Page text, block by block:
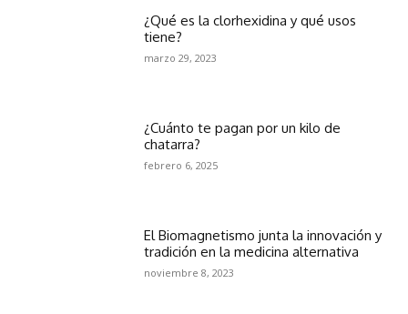
¿Qué es la clorhexidina y qué usos
tiene?
marzo 29, 2023
¿Cuánto te pagan por un kilo de
chatarra?
febrero 6, 2025
El Biomagnetismo junta la innovación y
tradición en la medicina alternativa
noviembre 8, 2023